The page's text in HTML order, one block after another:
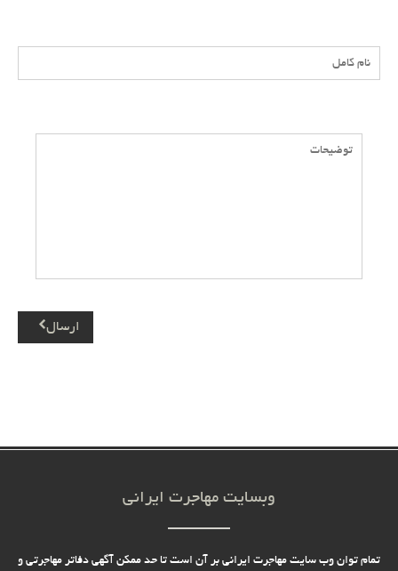
ارسال
وبسایت مهاجرت ایرانی
تمام توان وب سایت مهاجرت ایرانی بر آن است تا حد ممکن آگهی دفاتر مهاجرتی و